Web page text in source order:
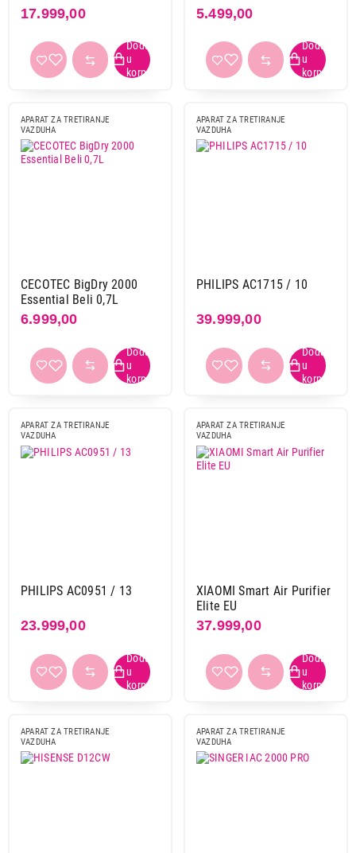
17.999,00 5.499,00
APARAT ZA TRETIRANJE
VAZDUHA
CECOTEC BigDry 2000
Essential Beli 0,7L
6.999,00
APARAT ZA TRETIRANJE
VAZDUHA
PHILIPS AC1715 / 10
39.999,00
APARAT ZA TRETIRANJE
VAZDUHA
PHILIPS AC0951 / 13
23.999,00
APARAT ZA TRETIRANJE
VAZDUHA
XIAOMI Smart Air Purifier
Elite EU
37.999,00
APARAT ZA TRETIRANJE
VAZDUHA
APARAT ZA TRETIRANJE
VAZDUHA
APARATI ZA TRETIRANJE VAZDUHA
XIAOMI Mi Air Purifier 4 PRO
Proizvod je dodat u korpu.
Ukupno u korpi:
Nastavi kupovinu